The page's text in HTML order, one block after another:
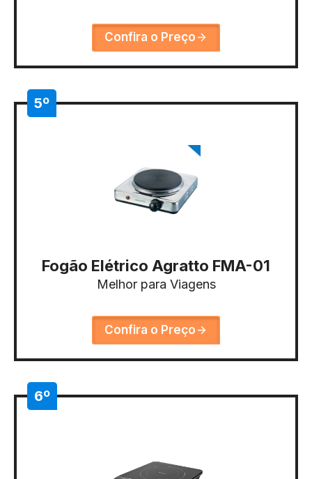
Confira o Preço
5º
Fogão Elétrico Agratto FMA-01
Melhor para Viagens
Confira o Preço
6º